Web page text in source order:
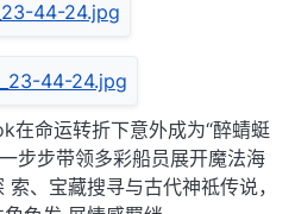
在命运转折下意外成为“醉蜻蜓
步步带领多彩船员展开魔法海
、宝藏搜寻与古代神祗传说，